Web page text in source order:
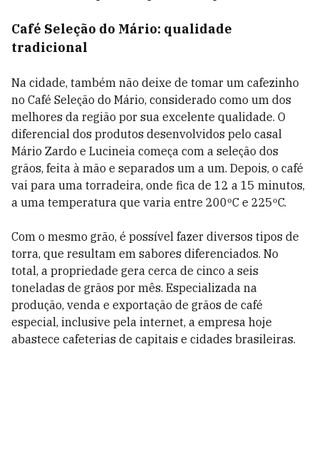
Café Seleção do Mário: qualidade
tradicional
Na cidade, também não deixe de tomar um cafezinho
no Café Seleção do Mário, considerado como um dos
melhores da região por sua excelente qualidade. O
diferencial dos produtos desenvolvidos pelo casal
Mário Zardo e Lucineia começa com a seleção dos
grãos, feita à mão e separados um a um. Depois, o café
vai para uma torradeira, onde fica de 12 a 15 minutos,
a uma temperatura que varia entre 200ºC e 225ºC.
Com o mesmo grão, é possível fazer diversos tipos de
torra, que resultam em sabores diferenciados. No
total, a propriedade gera cerca de cinco a seis
toneladas de grãos por mês. Especializada na
produção, venda e exportação de grãos de café
especial, inclusive pela internet, a empresa hoje
abastece cafeterias de capitais e cidades brasileiras.